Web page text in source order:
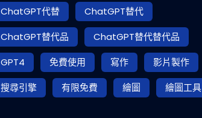
ChatGPT代替
ChatGPT替代
ChatGPT替代品
ChatGPT替代替代品
GPT4
免費使用 寫作
影片製作
搜尋引擎
有限免費 繪圖 繪圖工具